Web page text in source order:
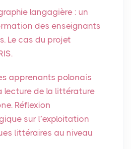
langagière : un
des enseignants
Le cas du projet
.
apprenants polonais
lecture de la littérature
Réflexion
sur l’exploitation
littéraires au niveau